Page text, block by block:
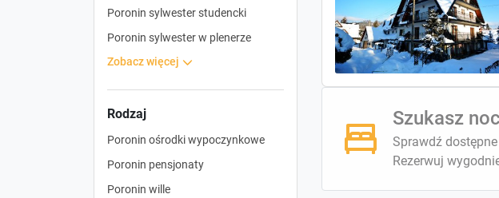
Poronin sylwester studencki
Poronin sylwester w plenerze
zobacz więcej
Rodzaj
Poronin ośrodki wypoczynkowe
Poronin pensjonaty
Poronin wille
Szukasz
Sprawdź dostępne
Rezerwuj